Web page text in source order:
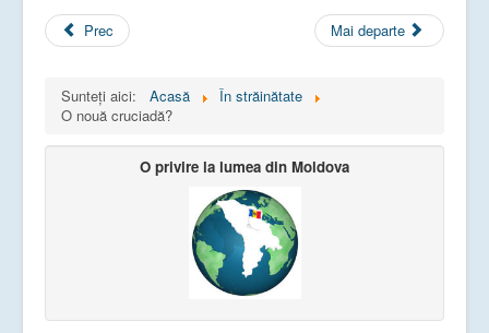
Prec Mai departe
Sunteți aici: Acasă
În străinătate
O nouă cruciadă?
O privire la lumea din Moldova